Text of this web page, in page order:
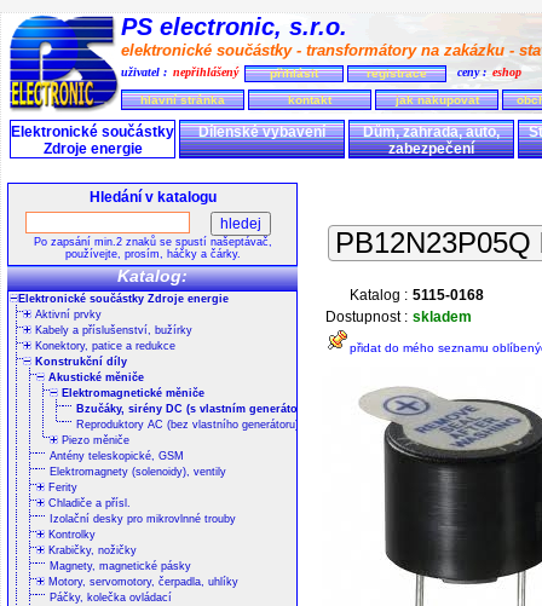
PS electronic, s.r.o.
elektronické součástky - transformátory na zakázku -
uživatel : nepřihlášený přihlásit registrace ceny : eshop
hlavní stránka kontakt jak nakupovat
Elektronické součástky
Zdroje energie
Dílenské vybavení
Dům, zahrada, auto,
zabezpečení
Hledání v katalogu
Po zapsání min.2 znaků se spustí našeptávač,
používejte, prosím, háčky a čárky.
Katalog:
Elektronické součástky Zdroje energie
Aktivní prvky
Kabely a příslušenství, bužírky
Konektory, patice a redukce
Konstrukční díly
Akustické měniče
Elektromagnetické měniče
Bzučáky, sirény DC (s vlastním generátorem)
Reproduktory AC (bez vlastního generátoru)
Piezo měniče
Antény teleskopické, GSM
Elektromagnety (solenoidy), ventily
Ferity
Chladiče a přísl.
Izolační desky pro mikrovlnné trouby
Kontrolky
Krabičky, nožičky
Magnety, magnetické pásky
Motory, servomotory, čerpadla, uhlíky
Páčky, kolečka ovládací
Katalog : 5115-0168
Dostupnost : skladem
přidat do mého seznamu